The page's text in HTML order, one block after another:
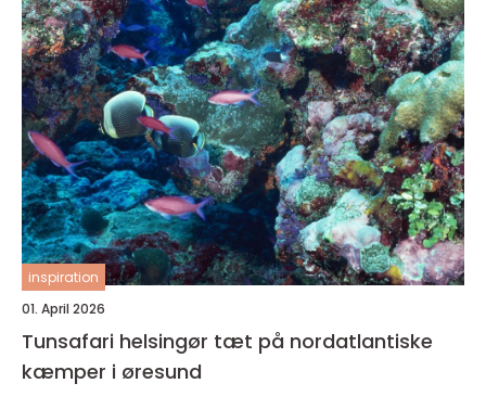
inspiration
01. April 2026
Tunsafari helsingør tæt på nordatlantiske
kæmper i øresund